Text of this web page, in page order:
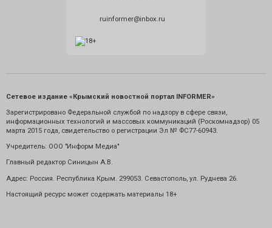
ruinformer@inbox.ru
Сетевое издание «Крымский новостной портал INFORMER»
Зарегистрировано Федеральной службой по надзору в сфере связи,
информационных технологий и массовых коммуникаций (Роскомнадзор) 05
марта 2015 года, свидетельство о регистрации Эл № ФС77-60943.
Учредитель: ООО "Информ Медиа"
Главный редактор Синицын А.В.
Адрес: Россия. Республика Крым. 299053. Севастополь, ул. Руднева 26.
Настоящий ресурс может содержать материалы 18+